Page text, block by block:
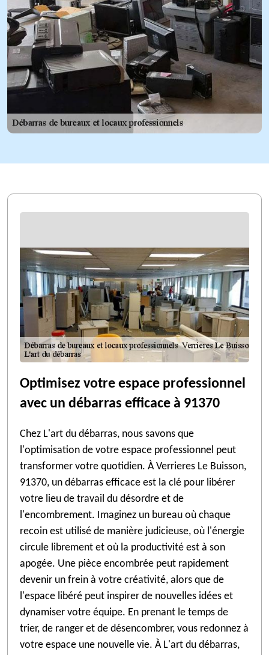
Optimisez votre espace professionnel
avec un débarras efficace à 91370
Chez L'art du débarras, nous savons que
l'optimisation de votre espace professionnel peut
transformer votre quotidien. À Verrieres Le Buisson,
91370, un débarras efficace est la clé pour libérer
votre lieu de travail du désordre et de
l'encombrement. Imaginez un bureau où chaque
recoin est utilisé de manière judicieuse, où l'énergie
circule librement et où la productivité est à son
apogée. Une pièce encombrée peut rapidement
devenir un frein à votre créativité, alors que de
l'espace libéré peut inspirer de nouvelles idées et
dynamiser votre équipe. En prenant le temps de
trier, de ranger et de désencombrer, vous redonnez à
votre espace une nouvelle vie. À L'art du débarras,